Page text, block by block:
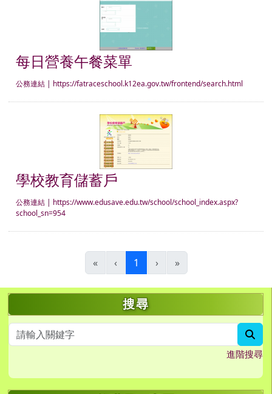
每日營養午餐菜單
公務連結 | https://fatraceschool.k12ea.gov.tw/frontend/search.html
學校教育儲蓄戶
學校教育儲蓄戶
公務連結 | https://www.edusave.edu.tw/school/school_index.aspx?
school_sn=954
« ‹ 1 (目前頁次)
› »
左邊區域內容 搜尋
進階搜尋